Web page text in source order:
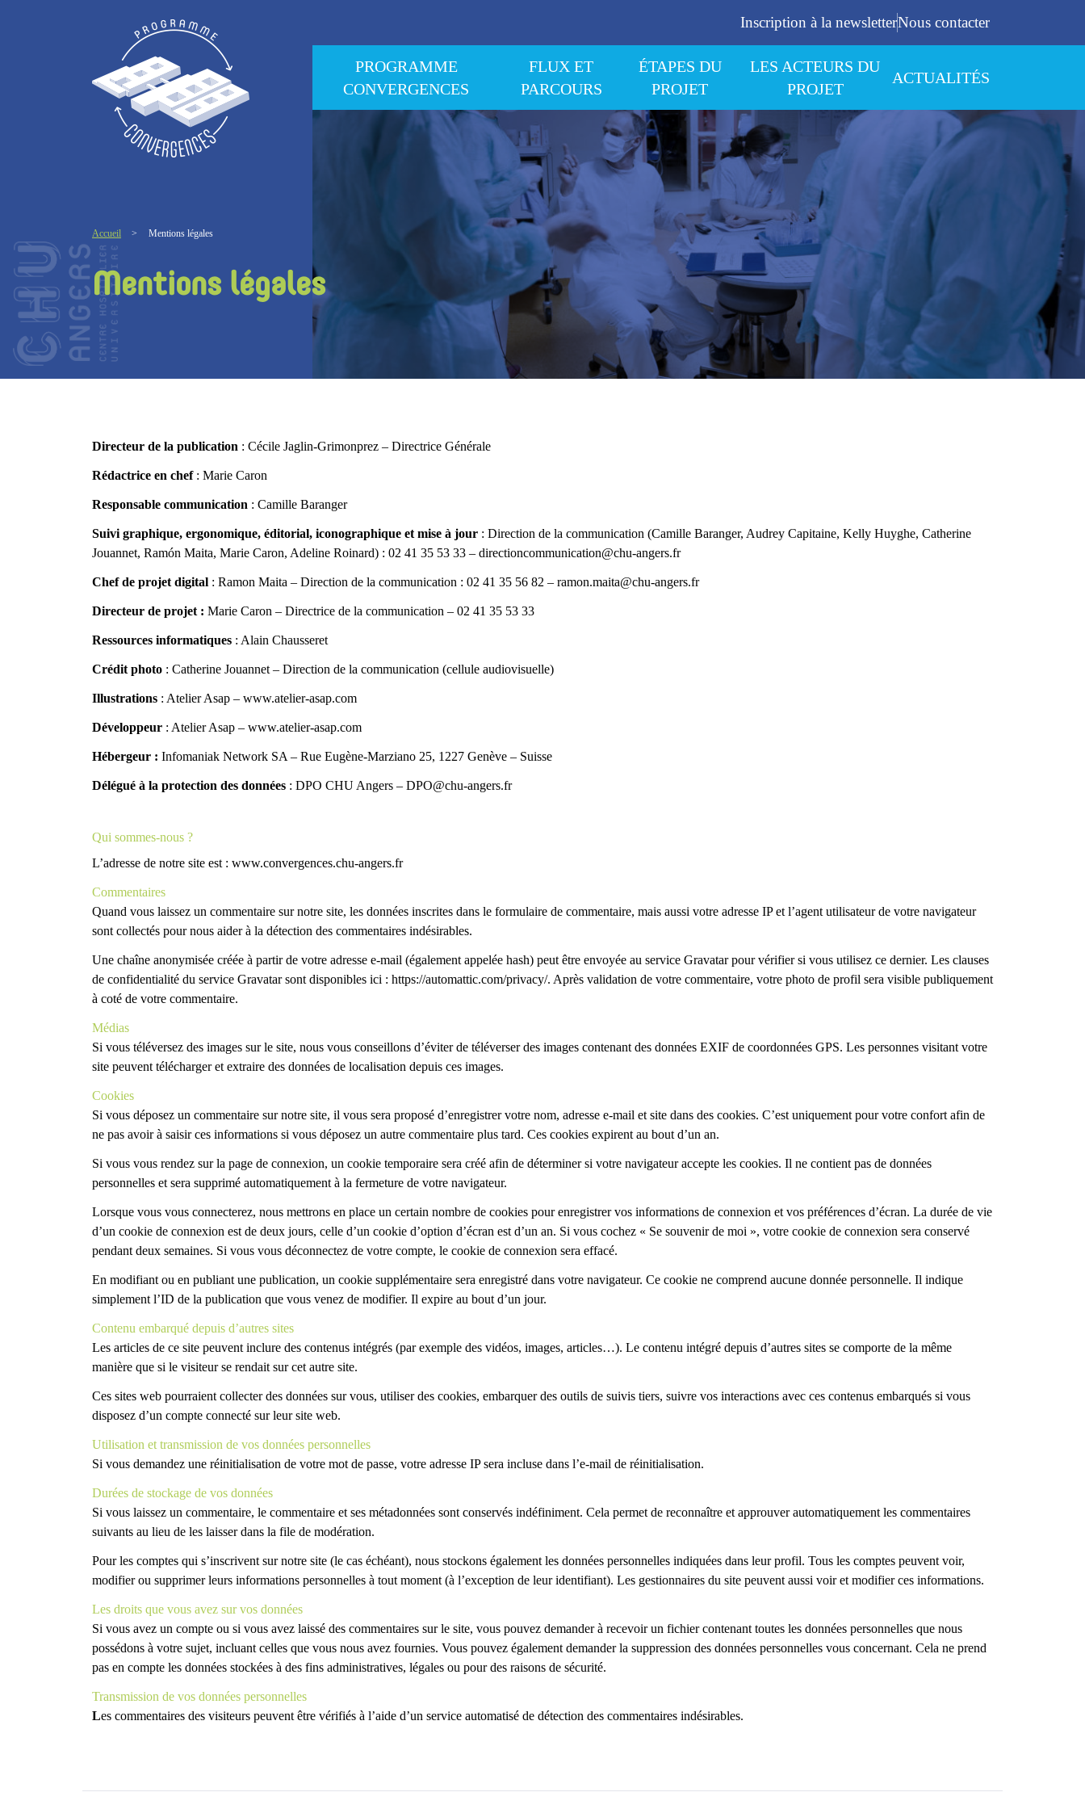
Inscription à la newsletterNous contacter
PROGRAMME
CONVERGENCES
FLUX ET
PARCOURS
ÉTAPES DU
PROJET
LES ACTEURS DU
PROJET
ACTUALITÉS
Accueil > Mentions légales
Mentions légales
Directeur de la publication : Cécile Jaglin-Grimonprez – Directrice Générale
Rédactrice en chef: Marie Caron
Responsable communication : Camille Baranger
Suivi graphique, ergonomique, éditorial, iconographique et mise à jour : Direction de la communication (Camille Baranger, Audrey Capitaine, Kelly Huyghe, Catherine
Jouannet, Ramón Maita, Marie Caron, Adeline Roinard) : 02 41 35 53 33 – directioncommunication@chu-angers.fr
Chef de projet digital : Ramon Maita – Direction de la communication : 02 41 35 56 82 – ramon.maita@chu-angers.fr
Directeur de projet : Marie Caron – Directrice de la communication – 02 41 35 53 33
Ressources informatiques : Alain Chausseret
Crédit photo : Catherine Jouannet – Direction de la communication (cellule audiovisuelle)
Illustrations : Atelier Asap – www.atelier-asap.com
Développeur : Atelier Asap – www.atelier-asap.com
Hébergeur : Infomaniak Network SA – Rue Eugène-Marziano 25, 1227 Genève – Suisse
Délégué à la protection des données : DPO CHU Angers – DPO@chu-angers.fr
Qui sommes-nous ?
L’adresse de notre site est : www.convergences.chu-angers.fr
Commentaires
Quand vous laissez un commentaire sur notre site, les données inscrites dans le formulaire de commentaire, mais aussi votre adresse IP et l’agent utilisateur de votre navigateur
sont collectés pour nous aider à la détection des commentaires indésirables.
Une chaîne anonymisée créée à partir de votre adresse e-mail (également appelée hash) peut être envoyée au service Gravatar pour vérifier si vous utilisez ce dernier. Les clauses
de confidentialité du service Gravatar sont disponibles ici : https://automattic.com/privacy/. Après validation de votre commentaire, votre photo de profil sera visible publiquement
à coté de votre commentaire.
Médias
Si vous téléversez des images sur le site, nous vous conseillons d’éviter de téléverser des images contenant des données EXIF de coordonnées GPS. Les personnes visitant votre
site peuvent télécharger et extraire des données de localisation depuis ces images.
Cookies
Si vous déposez un commentaire sur notre site, il vous sera proposé d’enregistrer votre nom, adresse e-mail et site dans des cookies. C’est uniquement pour votre confort afin de
ne pas avoir à saisir ces informations si vous déposez un autre commentaire plus tard. Ces cookies expirent au bout d’un an.
Si vous vous rendez sur la page de connexion, un cookie temporaire sera créé afin de déterminer si votre navigateur accepte les cookies. Il ne contient pas de données
personnelles et sera supprimé automatiquement à la fermeture de votre navigateur.
Lorsque vous vous connecterez, nous mettrons en place un certain nombre de cookies pour enregistrer vos informations de connexion et vos préférences d’écran. La durée de vie
d’un cookie de connexion est de deux jours, celle d’un cookie d’option d’écran est d’un an. Si vous cochez « Se souvenir de moi », votre cookie de connexion sera conservé
pendant deux semaines. Si vous vous déconnectez de votre compte, le cookie de connexion sera effacé.
En modifiant ou en publiant une publication, un cookie supplémentaire sera enregistré dans votre navigateur. Ce cookie ne comprend aucune donnée personnelle. Il indique
simplement l’ID de la publication que vous venez de modifier. Il expire au bout d’un jour.
Contenu embarqué depuis d’autres sites
Les articles de ce site peuvent inclure des contenus intégrés (par exemple des vidéos, images, articles…). Le contenu intégré depuis d’autres sites se comporte de la même
manière que si le visiteur se rendait sur cet autre site.
Ces sites web pourraient collecter des données sur vous, utiliser des cookies, embarquer des outils de suivis tiers, suivre vos interactions avec ces contenus embarqués si vous
disposez d’un compte connecté sur leur site web.
Utilisation et transmission de vos données personnelles
Si vous demandez une réinitialisation de votre mot de passe, votre adresse IP sera incluse dans l’e-mail de réinitialisation.
Durées de stockage de vos données
Si vous laissez un commentaire, le commentaire et ses métadonnées sont conservés indéfiniment. Cela permet de reconnaître et approuver automatiquement les commentaires
suivants au lieu de les laisser dans la file de modération.
Pour les comptes qui s’inscrivent sur notre site (le cas échéant), nous stockons également les données personnelles indiquées dans leur profil. Tous les comptes peuvent voir,
modifier ou supprimer leurs informations personnelles à tout moment (à l’exception de leur identifiant). Les gestionnaires du site peuvent aussi voir et modifier ces informations.
Les droits que vous avez sur vos données
Si vous avez un compte ou si vous avez laissé des commentaires sur le site, vous pouvez demander à recevoir un fichier contenant toutes les données personnelles que nous
possédons à votre sujet, incluant celles que vous nous avez fournies. Vous pouvez également demander la suppression des données personnelles vous concernant. Cela ne prend
pas en compte les données stockées à des fins administratives, légales ou pour des raisons de sécurité.
Transmission de vos données personnelles
Les commentaires des visiteurs peuvent être vérifiés à l’aide d’un service automatisé de détection des commentaires indésirables.